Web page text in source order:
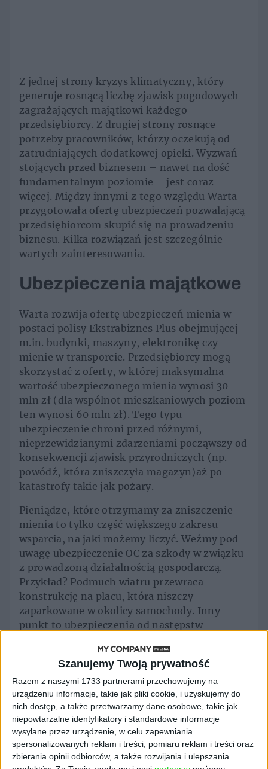
Szanujemy Twoją prywatność
Razem z naszymi 1733 partnerami przechowujemy na
urządzeniu informacje, takie jak pliki cookie, i uzyskujemy do
nich dostęp, a także przetwarzamy dane osobowe, takie jak
niepowtarzalne identyfikatory i standardowe informacje
wysyłane przez urządzenie, w celu zapewniania
spersonalizowanych reklam i treści, pomiaru reklam i treści oraz
zbierania opinii odbiorców, a także rozwijania i ulepszania
Z jednej strony kryzys klimatyczny, który
generuje rosnącą liczbę zjawisk pogodowych
zagrażających majątkowi każdego
przedsiębiorcy. Z drugiej strony rosnące
potrzeby pracowników, którzy oczekują od
zatrudniających dodatkowej opieki. Wyzwań
stojących przed biznesem – nawet na dość
fundamentalnym poziomie – jest coraz
więcej. Między innymi z tego względu Warta
przygotowała ofertę ubezpieczeń pozwalającą
przedsiębiorcom skupić się na prowadzeniu
biznesu. Kilka rozwiązań jest szczególnie
wartych zainteresowania.
Ubezpieczenia majątkowe
Warta rozwija ofertę ubezpieczeń mienia w
postaci polisy Ekstrabiznes Plus obejmującej
m.in. budynki, maszyny, elektronikę czy
mienie w transporcie. Przedsiębiorcy mogą
skorzystać z oferty, w której maksymalna
wartość ubezpieczonego mienia wynosi 30
mln zł (dla wspólnot mieszkaniowych poziom
ten wynosi 60 mln zł). Tego typu
ubezpieczenie chroni przed różnymi,
nieprzewidzianymi zdarzeniami począwszy od
konsekwencji zjawisk przyrodniczych (np.
powódź, która zniszczyła magazyn)aż po
katastrofy takie jak pożary.
Pieniądze, które otrzymamy za zniszczenie
mienia to tylko część większego zakresu
wsparcia, na jaki możemy liczyć. Weźmy pod
uwagę ubezpieczenie OC za szkody w związku
z prowadzoną działalnością gospodarczą.
Przykład? Podmuch wiatru przewraca
konstrukcję na placu, która niszczy
zaparkowane w okolicy samochody. Inny
punkt to ubezpieczenia od następstw
pracowników). Dziś przedsiębiorca powinien
także zadbać o szeroki pakiet usług
assistance. W kryzysowej sytuacji, zamiast
myśleć o tym, kto może nam pomóc,
wystarczy wykonać jeden telefon – do
ubezpieczyciela.
Przedstawiciele Warty zwracają także uwagę
na specjalną ofertę na warunkach